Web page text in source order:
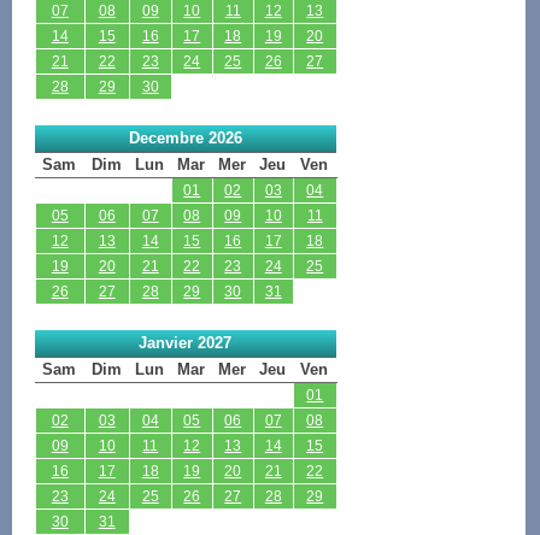
07
08 09 10 11 12
13
14
15 16 17 18 19
20
21
22 23 24 25 26
27
28
29 30
Decembre 2026
Sam
Dim Lun Mar Mer Jeu Ven
01 02 03
04
05
06 07 08 09 10
11
12
13 14 15 16 17
18
19
20 21 22 23 24
25
26
27 28 29 30 31
Janvier 2027
Sam
Dim Lun Mar Mer Jeu Ven
01
02
03 04 05 06 07
08
09
10 11 12 13 14
15
16
17 18 19 20 21
22
23
24 25 26 27 28
29
30
31